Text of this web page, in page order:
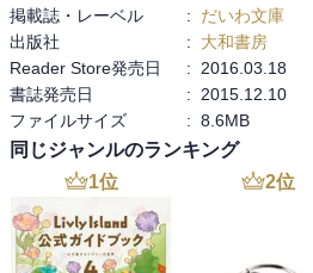
掲載誌・レーベル
:
だいわ文庫
出版社
:
大和書房
Reader Store発売日
:
2016.03.18
書誌発売日
:
2015.12.10
ファイルサイズ
: 8.6MB
同じジャンルのランキング
1位 2位